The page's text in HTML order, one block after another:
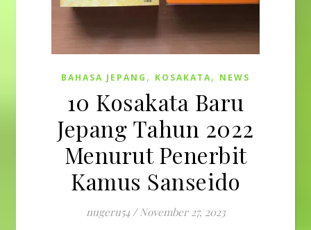
BAHASA JEPANG , KOSAKATA, NEWS
10 Kosakata Baru
Jepang Tahun 2022
Menurut Penerbit
Kamus Sanseido
nugeru54 / November 27, 2023